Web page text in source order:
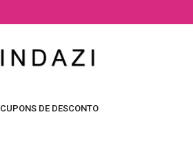
CUPONS DE DESCONTO